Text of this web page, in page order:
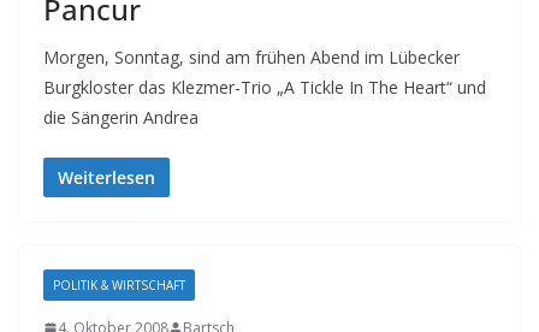
Pancur
Morgen, Sonntag, sind am frühen Abend im Lübecker
Burgkloster das Klezmer-Trio „A Tickle In The Heart“ und
die Sängerin Andrea
Weiterlesen
POLITIK & WIRTSCHAFT
4. Oktober 2008 Bartsch